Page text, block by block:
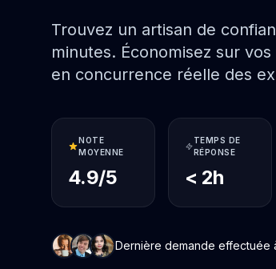
Trouvez un artisan de
minutes. Économisez sur
en concurrence réelle des
NOTE
MOYENNE
4.9/5
TEMPS DE
RÉPONSE
< 2h
Dernière demande effectuée